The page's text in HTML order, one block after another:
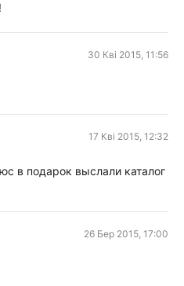
30 Кві 2015, 11:56
17 Кві 2015, 12:32
в подарок выслали каталог
26 Бер 2015, 17:00